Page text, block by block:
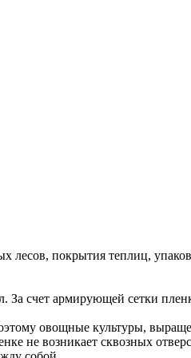
лесов, покрытия теплиц,
счет армирующей сетки
овощные культуры,
не возникает сквозных